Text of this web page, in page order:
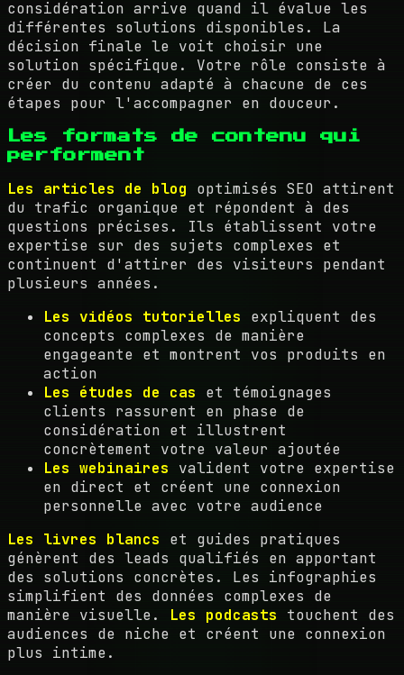
considération arrive quand il évalue les
différentes solutions disponibles. La
décision finale le voit choisir une
solution spécifique. Votre rôle consiste à
créer du contenu adapté à chacune de ces
étapes pour l'accompagner en douceur.
Les formats de contenu qui
performent
Les articles de blog optimisés SEO attirent
du trafic organique et répondent à des
questions précises. Ils établissent votre
expertise sur des sujets complexes et
continuent d'attirer des visiteurs pendant
plusieurs années.
Les vidéos tutorielles expliquent des
concepts complexes de manière
engageante et montrent vos produits en
action
Les études de cas et témoignages
clients rassurent en phase de
considération et illustrent
concrètement votre valeur ajoutée
Les webinaires valident votre expertise
en direct et créent une connexion
personnelle avec votre audience
Les livres blancs et guides pratiques
génèrent des leads qualifiés en apportant
des solutions concrètes. Les infographies
simplifient des données complexes de
manière visuelle. Les podcasts touchent des
audiences de niche et créent une connexion
plus intime.